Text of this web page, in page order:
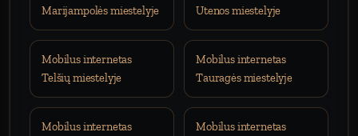
Marijampolės miestelyje
Utenos miestelyje
Mobilus internetas
Telšių miestelyje
Mobilus internetas
Tauragės miestelyje
Mobilus internetas
Mobilus internetas